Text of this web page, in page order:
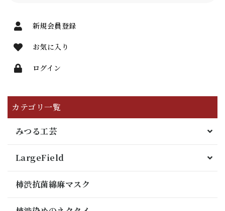
新規会員登録
お気に入り
ログイン
カテゴリ一覧
みつる工芸
LargeField
柿渋抗菌綿麻マスク